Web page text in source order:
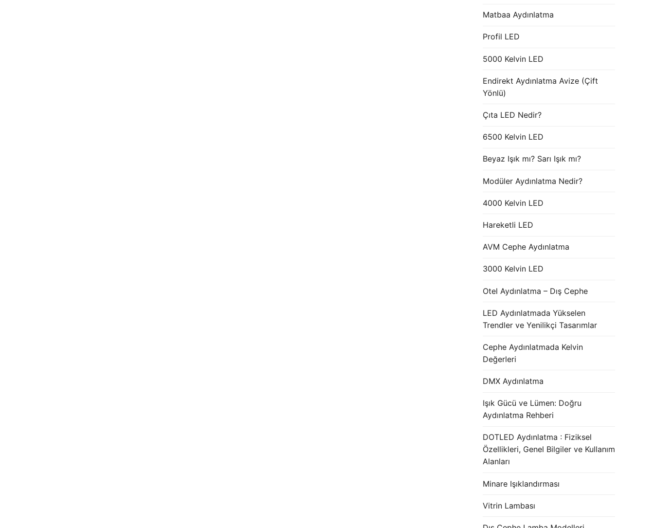
Matbaa Aydınlatma
Profil LED
5000 Kelvin LED
Endirekt Aydınlatma Avize (Çift
Yönlü)
Çıta LED Nedir?
6500 Kelvin LED
Beyaz Işık mı? Sarı Işık mı?
Modüler Aydınlatma Nedir?
4000 Kelvin LED
Hareketli LED
AVM Cephe Aydınlatma
3000 Kelvin LED
Otel Aydınlatma – Dış Cephe
LED Aydınlatmada Yükselen
Trendler ve Yenilikçi Tasarımlar
Cephe Aydınlatmada Kelvin
Değerleri
DMX Aydınlatma
Işık Gücü ve Lümen: Doğru
Aydınlatma Rehberi
DOTLED Aydınlatma : Fiziksel
Özellikleri, Genel Bilgiler ve Kullanım
Alanları
Minare Işıklandırması
Vitrin Lambası